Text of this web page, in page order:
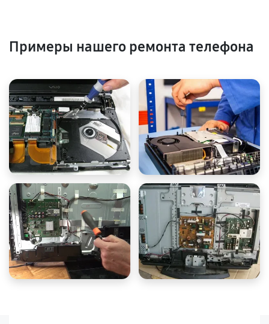
Примеры нашего ремонта телефона